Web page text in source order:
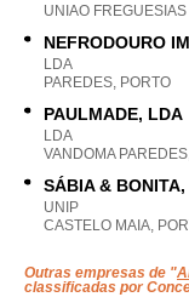
UNIAO
NEFRODOURO
LDA
PAREDES, PORTO
PAULMADE, LDA
LDA
VANDOMA
SÁBIA &
UNIP
CASTELO MAIA,
Outras empresas de "
classificadas por